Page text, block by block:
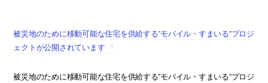
被災地のために移動可能な住宅を供給する”モバイル・すまいる”プロジ
ェクトが公開されています
被災地のために移動可能な住宅を供給する”モバイル・すまいる”プロジ